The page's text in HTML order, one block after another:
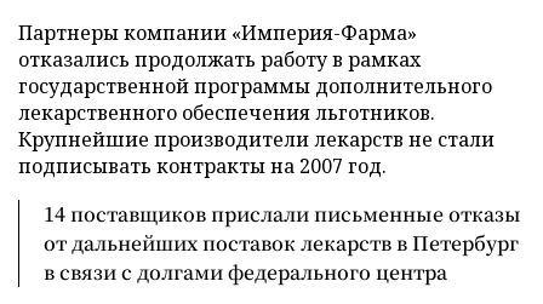
Партнеры компании «Империя-Фарма»
отказались продолжать работу в рамках
государственной программы дополнительного
лекарственного обеспечения льготников.
Крупнейшие производители лекарств не стали
подписывать контракты на 2007 год.
14 поставщиков прислали письменные отказы
от дальнейших поставок лекарств в Петербург
в связи с долгами федерального центра